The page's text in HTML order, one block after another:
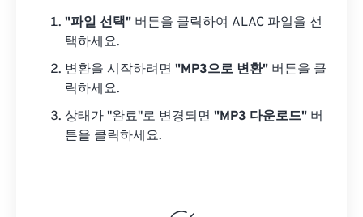
"파일 선택" 버튼을 클릭하여 ALAC 파일을 선
택하세요.
변환을 시작하려면 "MP3으로 변환" 버튼을 클
릭하세요.
상태가 "완료"로 변경되면 "MP3 다운로드" 버
튼을 클릭하세요.